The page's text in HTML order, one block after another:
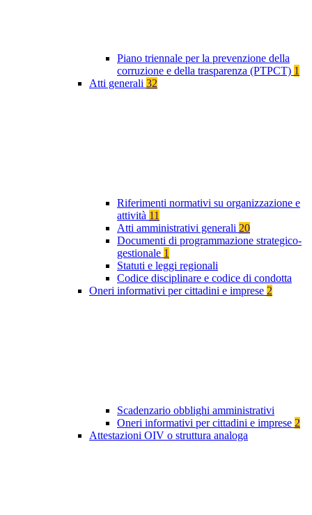
Piano triennale per la prevenzione della
corruzione e della trasparenza (PTPCT) 1
Atti generali 32
Riferimenti normativi su organizzazione e
attività 11
Atti amministrativi generali 20
Documenti di programmazione strategico-
gestionale 1
Statuti e leggi regionali
Codice disciplinare e codice di condotta
Oneri informativi per cittadini e imprese 2
Scadenzario obblighi amministrativi
Oneri informativi per cittadini e imprese 2
Attestazioni OIV o struttura analoga